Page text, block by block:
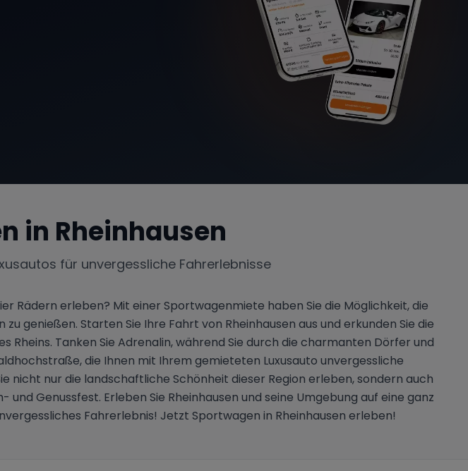
in Rheinhausen
für unvergessliche Fahrerlebnisse
Rädern erleben? Mit einer Sportwagenmiete haben Sie die Möglichkeit, die
genießen. Starten Sie Ihre Fahrt von Rheinhausen aus und erkunden Sie die
Tanken Sie Adrenalin, während Sie durch die charmanten Dörfer und
die Ihnen mit Ihrem gemieteten Luxusauto unvergessliche
nicht nur die landschaftliche Schönheit dieser Region erleben, sondern auch
Genussfest. Erleben Sie Rheinhausen und seine Umgebung auf eine ganz
Fahrerlebnis! Jetzt Sportwagen in Rheinhausen erleben!